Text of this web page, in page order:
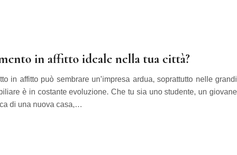
in affitto ideale nella tua città?
in affitto può sembrare un’impresa ardua, soprattutto nelle grandi
è in costante evoluzione. Che tu sia uno studente, un giovane
di una nuova casa,…